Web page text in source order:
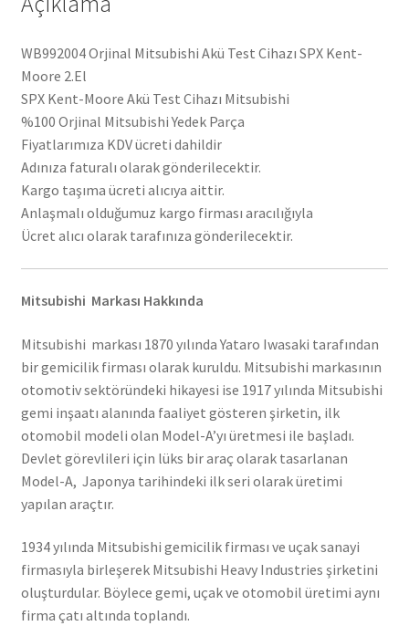
WB992004 Orjinal Mitsubishi Akü Test Cihazı SPX Kent-
Moore 2.El
SPX Kent-Moore Akü Test Cihazı Mitsubishi
%100 Orjinal Mitsubishi Yedek Parça
Fiyatlarımıza KDV ücreti dahildir
Adınıza faturalı olarak gönderilecektir.
Kargo taşıma ücreti alıcıya aittir.
Anlaşmalı olduğumuz kargo firması aracılığıyla
Ücret alıcı olarak tarafınıza gönderilecektir.
Mitsubishi Markası Hakkında
Mitsubishi markası 1870 yılında Yataro Iwasaki tarafından
bir gemicilik firması olarak kuruldu. Mitsubishi markasının
otomotiv sektöründeki hikayesi ise 1917 yılında Mitsubishi
gemi inşaatı alanında faaliyet gösteren şirketin, ilk
otomobil modeli olan Model-A’yı üretmesi ile başladı.
Devlet görevlileri için lüks bir araç olarak tasarlanan
Model-A, Japonya tarihindeki ilk seri olarak üretimi
yapılan araçtır.
1934 yılında Mitsubishi gemicilik firması ve uçak sanayi
firmasıyla birleşerek Mitsubishi Heavy Industries şirketini
oluşturdular. Böylece gemi, uçak ve otomobil üretimi aynı
firma çatı altında toplandı.